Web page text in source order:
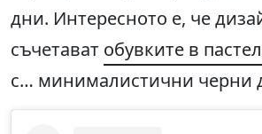
дни. Интересното е, че
съчетават обувките в
с… минималистични черни